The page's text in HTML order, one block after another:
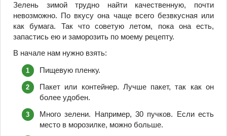
Зелень зимой трудно найти качественную, почти
невозможно. По вкусу она чаще всего безвкусная или
как бумага. Так что советую летом, пока она есть,
запастись ею и заморозить по моему рецепту.
В начале нам нужно взять:
Пищевую пленку.
Пакет или контейнер. Лучше пакет, так как он
более удобен.
Много зелени. Например, 30 пучков. Если есть
место в морозилке, можно больше.